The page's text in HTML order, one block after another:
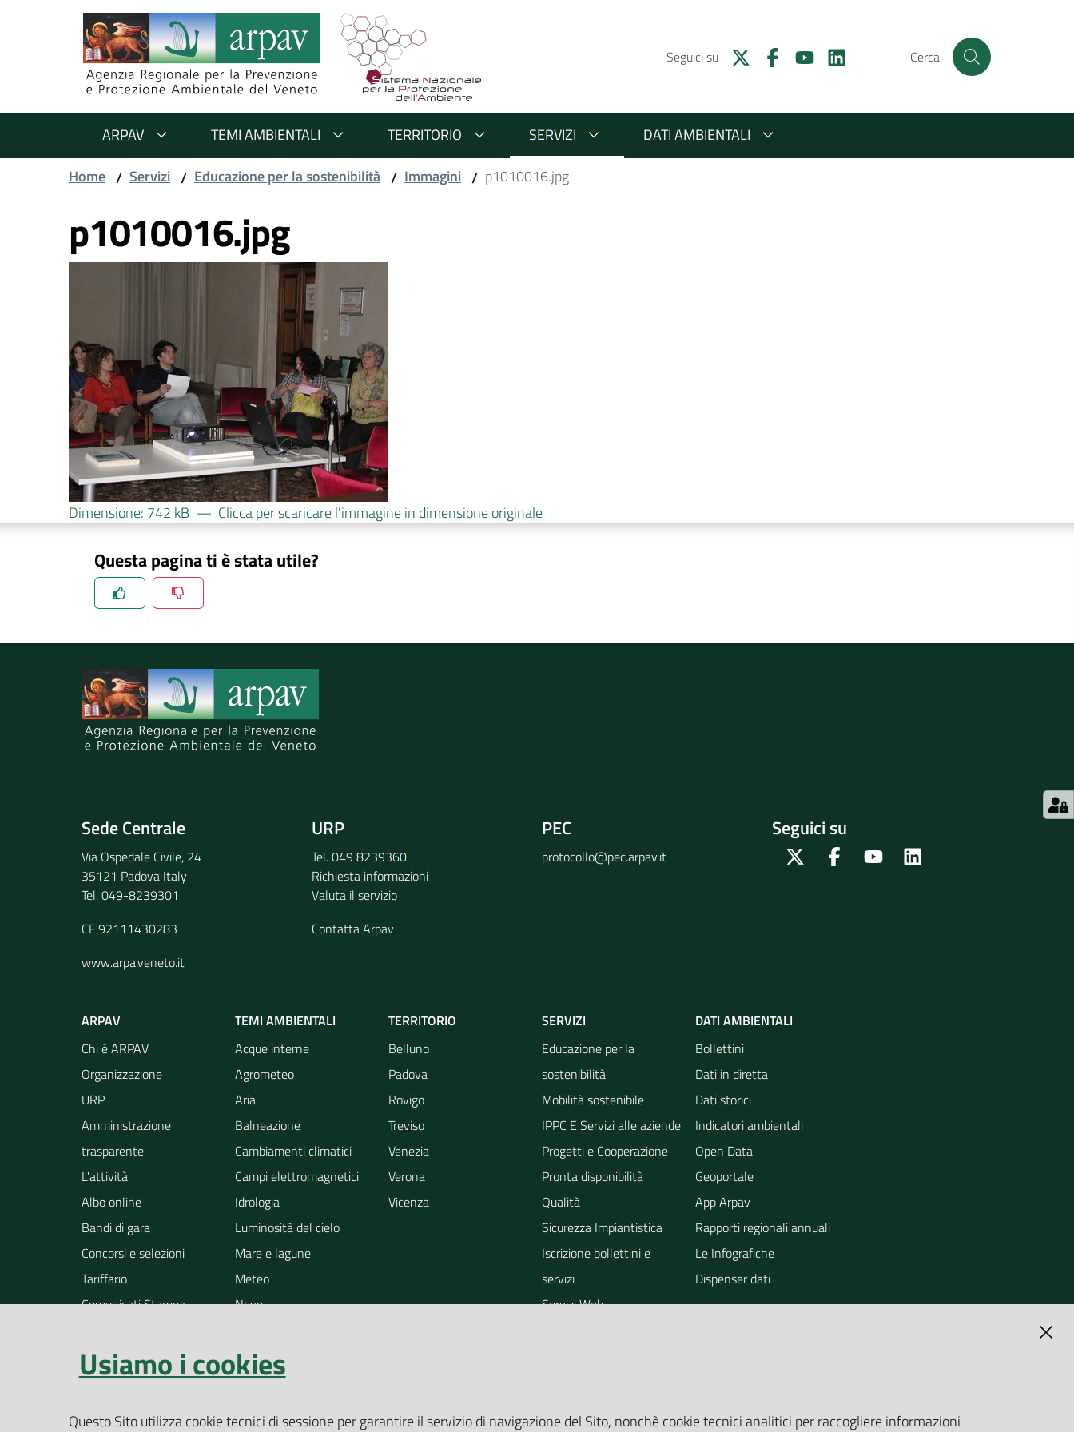
Salta al contenuto
Salta alla navigazione
Salta al footer
Seguici su Cerca
ARPAV TEMI AMBIENTALI TERRITORIO SERVIZI
DATI AMBIENTALI
Home / Servizi / Educazione per la sostenibilità / Immagini / p1010016.jpg
p1010016.jpg
Dimensione: 742 kB — Clicca per scaricare l'immagine in dimensione originale
Questa pagina ti è stata utile?
Spiegaci perchè, e aiutaci a migliorare il servizio
Sede Centrale
Via Ospedale Civile, 24
35121 Padova Italy
Tel. 049-8239301
CF 92111430283
www.arpa.veneto.it
URP
Tel. 049 8239360
Richiesta informazioni
Valuta il servizio
Contatta Arpav
PEC
protocollo@pec.arpav.it
Seguici su
Twitter FacebookYoutube
ARPAV
Chi è ARPAV
Organizzazione
URP
Amministrazione
trasparente
L'attività
Albo online
Bandi di gara
Concorsi e selezioni
Tariffario
Comunicati Stampa
TEMI AMBIENTALI
Acque interne
Agrometeo
Aria
Balneazione
Cambiamenti climatici
Campi elettromagnetici
Idrologia
Luminosità del cielo
Mare e lagune
Meteo
Neve
Pollini
Radioattività
TERRITORIO
Belluno
Padova
Rovigo
Treviso
Venezia
Verona
Vicenza
SERVIZI
Educazione per la
sostenibilità
Mobilità sostenibile
IPPC E Servizi alle aziende
Progetti e Cooperazione
Pronta disponibilità
Qualità
Sicurezza Impiantistica
Iscrizione bollettini e
servizi
Servizi Web
DATI AMBIENTALI
Bollettini
Dati in diretta
Dati storici
Indicatori ambientali
Open Data
Geoportale
App Arpav
Rapporti regionali annuali
Le Infografiche
Dispenser dati
Usiamo i cookies
Questo Sito utilizza cookie tecnici di sessione per garantire il servizio di navigazione del Sito, nonchè cookie tecnici analitici per raccogliere informazioni